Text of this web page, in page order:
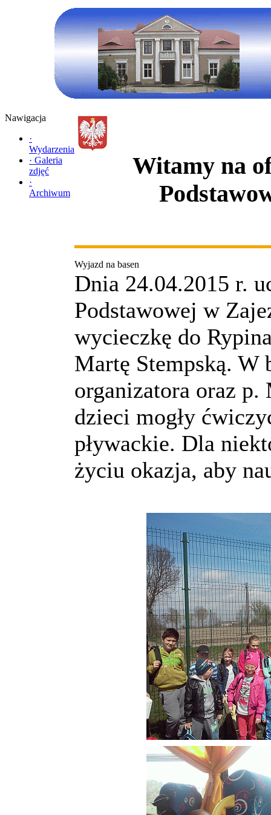
Nawigacja
·
Wydarzenia
· Galeria
zdjęć
·
Archiwum
Witamy na
Wyjazd na basen
Dnia 24.04.2015 r.
Podstawowej w
wycieczkę do
Martę Stempską. W
organizatora oraz
dzieci mogły
pływackie. Dla
życiu okazja, aby